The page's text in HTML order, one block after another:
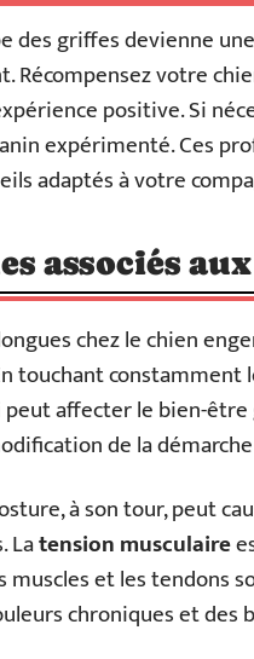
des griffes devienne
Récompensez votre
positive. Si
expérimenté. Ces
adaptés à votre
associés
chez le chien
touchant constamment
affecter le bien-
de la
à son tour, peut
Latension musculaire
muscles et les tendons
chroniques et des